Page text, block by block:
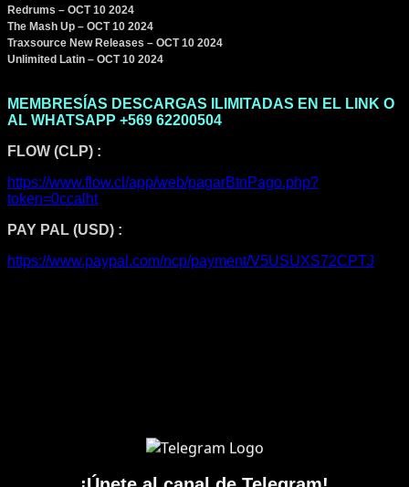
Redrums – OCT 10 2024
The Mash Up – OCT 10 2024
Traxsource New Releases – OCT 10 2024
Unlimited Latin – OCT 10 2024
MEMBRESÍAS DESCARGAS ILIMITADAS EN EL LINK O
AL WHATSAPP +569 62200504
FLOW (CLP) :
https://www.flow.cl/app/web/pagarBtnPago.php?
token=0ccalht
PAY PAL (USD) :
https://www.paypal.com/ncp/payment/V5USUXS72CPTJ